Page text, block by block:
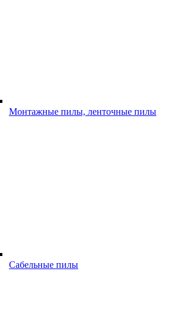
Монтажные пилы, ленточные пилы
Сабельные пилы